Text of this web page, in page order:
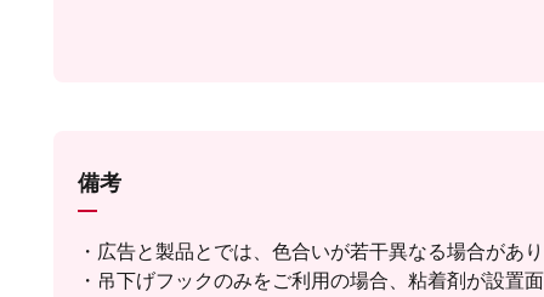
備考
広告と製品とでは、色合いが若干異なる場合があ
吊下げフックのみをご利用の場合、粘着剤が設置